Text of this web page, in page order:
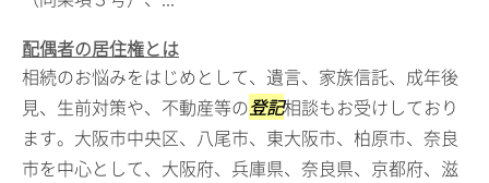
配偶者の居住権とは
相続のお悩みをはじめとして、遺言、家族信託、成年後
見、生前対策や、不動産等の登記相談もお受けしており
ます。大阪市中央区、八尾市、東大阪市、柏原市、奈良
市を中心として、大阪府、兵庫県、奈良県、京都府、滋